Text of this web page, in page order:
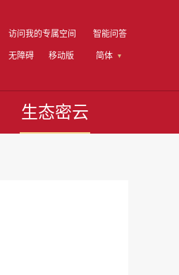
访问我的专属空间 智能问答
无障碍 移动版 简体
生态密云